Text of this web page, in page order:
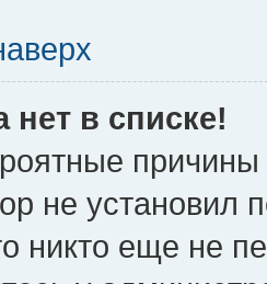
нет в списке!
причины
не установил
никто еще не